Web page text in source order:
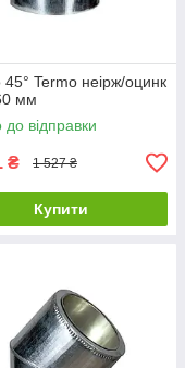
45° Termo неірж/оцинк
мм
до відправки
₴ 1 527 ₴
Купити